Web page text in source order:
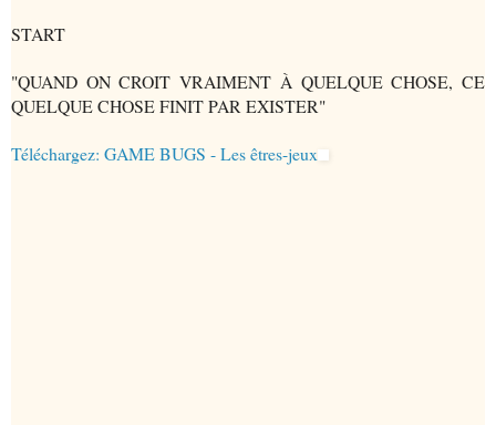
START
"QUAND ON CROIT VRAIMENT À QUELQUE CHOSE, CE
QUELQUE CHOSE FINIT PAR EXISTER"
Téléchargez: GAME BUGS - Les êtres-jeux